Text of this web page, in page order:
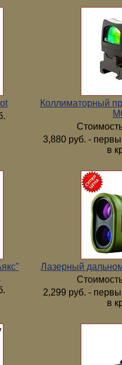
Коллиматорный
3,880 руб. -
в
Лазерный
2,299 руб. -
в